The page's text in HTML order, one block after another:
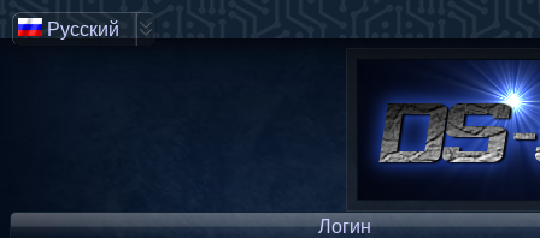
Логин
Русский